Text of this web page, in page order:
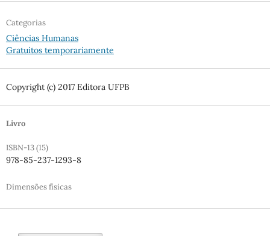
Categorias
Ciências Humanas
Gratuitos temporariamente
Copyright (c) 2017 Editora UFPB
Livro
ISBN-13 (15)
978-85-237-1293-8
Dimensões físicas